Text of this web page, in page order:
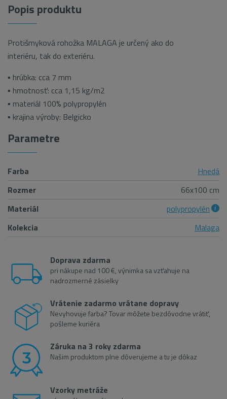
Popis produktu
Protišmyková rohožka MALAGA je určený ako do
interiéru, tak do exteriéru.
▪ hrúbka: cca 7 mm
▪ hmotnosť: cca 1,15 kg/m2
▪ materiál 100% polypropylén
▪ krajina výroby: Belgicko
Parametre
Farba
Hnedá
Rozmer
66x100 cm
Materiál
polypropylén
Kolekcia
Malaga
Doprava zdarma
pri nákupe nad 100 €, výnimka sa vzťahuje na
nadrozmerné zásielky
Vrátenie zadarmo vrátane dopravy
Nevyhovuje farba? Tovar môžete bezdôvodne vrátiť,
pošleme kuriéra
Záruka na 3 roky zdarma
Našim produktom plne dôverujeme a tu je dôkaz
Vzorky metráže